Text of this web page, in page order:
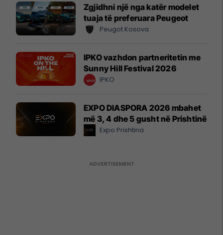
Zgjidhni një nga katër modelet
tuaja të preferuara Peugeot
Peugot Kosova
IPKO vazhdon partneritetin me
Sunny Hill Festival 2026
IPKO
EXPO DIASPORA 2026 mbahet
më 3, 4 dhe 5 gusht në Prishtinë
Expo Prishtina